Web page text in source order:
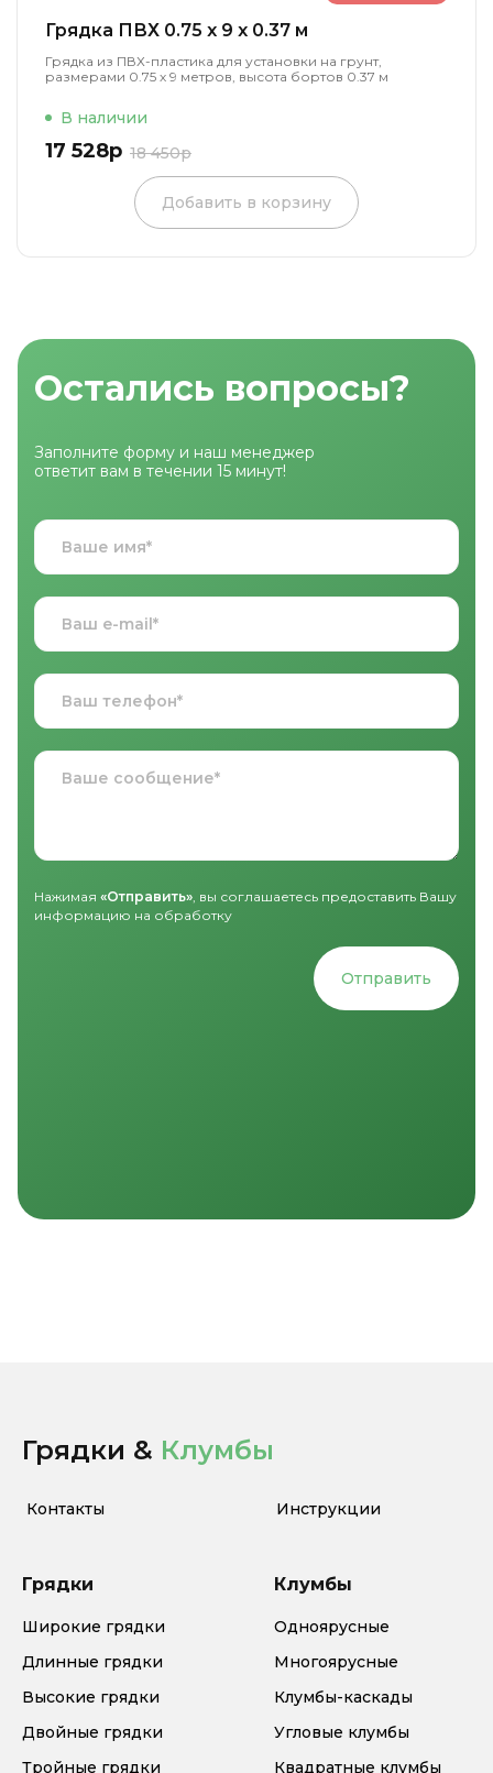
Грядка ПВХ 0.75 x 9 x 0.37 м
Грядка из ПВХ-пластика для установки на грунт,
размерами 0.75 х 9 метров, высота бортов 0.37 м
В наличии
17 528р 18 450р
Добавить в корзину
Остались вопросы?
Заполните форму и наш менеджер
ответит вам в течении 15 минут!
Нажимая «Отправить» , вы соглашаетесь предоставить Вашу
информацию на обработку
Отправить
Грядки & Клумбы
Контакты Инструкции
Грядки
Широкие грядки
Длинные грядки
Высокие грядки
Двойные грядки
Тройные грядки
Клумбы
Одноярусные
Многоярусные
Клумбы-каскады
Угловые клумбы
Квадратные клумбы